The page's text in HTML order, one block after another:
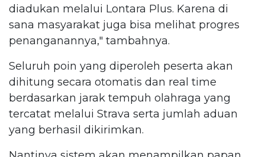
diadukan melalui Lontara Plus. Karena di
sana masyarakat juga bisa melihat progres
penanganannya," tambahnya.
Seluruh poin yang diperoleh peserta akan
dihitung secara otomatis dan real time
berdasarkan jarak tempuh olahraga yang
tercatat melalui Strava serta jumlah aduan
yang berhasil dikirimkan.